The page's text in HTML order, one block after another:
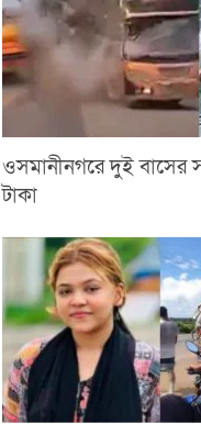
ওসমানীনগরে দুই বাসের
টাকা